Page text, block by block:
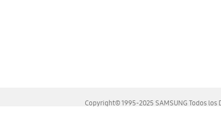
Copyright© 1995-2025 SAMSUNG Todos los